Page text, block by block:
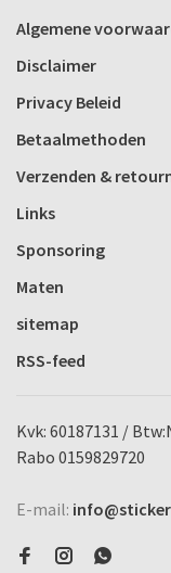
Algemene
Disclaimer
Privacy Beleid
Betaalmethoden
Verzenden &
Links
Sponsoring
Maten
sitemap
RSS-feed
Kvk: 60187131 /
Rabo 0159829720
E-mail: